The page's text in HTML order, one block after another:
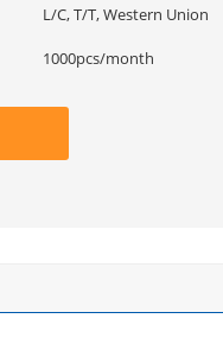
L/C, T/T, Western Union
1000pcs/month